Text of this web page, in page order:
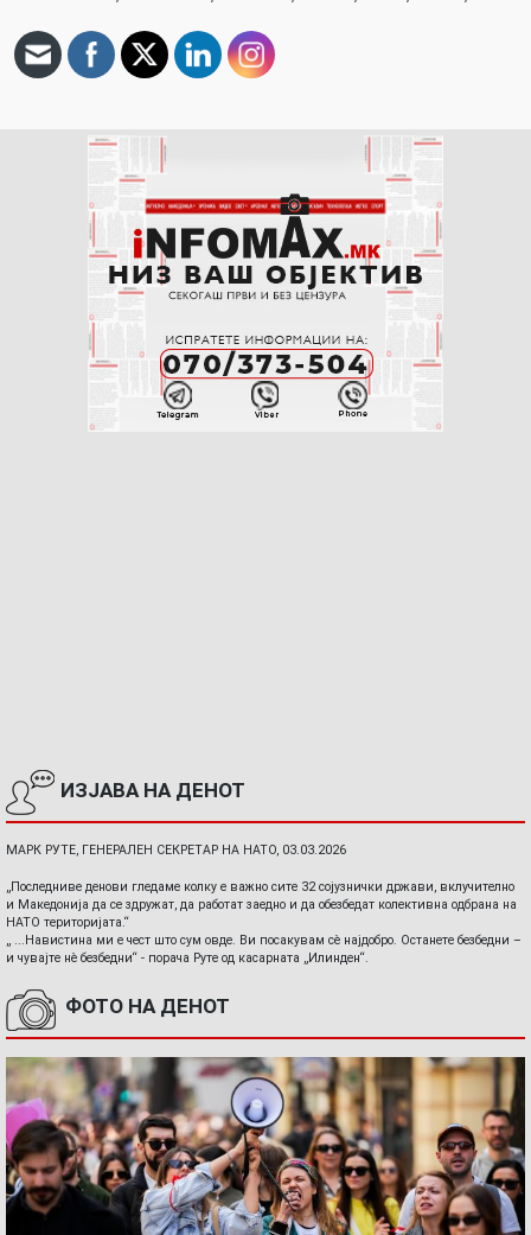
ИЗЈАВА НА ДЕНОТ
МАРК РУТЕ, ГЕНЕРАЛЕН СЕКРЕТАР НА НАТО, 03.03.2026
„Последниве денови гледаме колку е важно сите 32 сојузнички држави, вклучително
и Македонија да се здружат, да работат заедно и да обезбедат колективна одбрана на
НАТО територијата.“
„ ...Навистина ми е чест што сум овде. Ви посакувам сè најдобро. Останете безбедни –
и чувајте нè безбедни“ - порача Руте од касарната „Илинден“.
ФОТО НА ДЕНОТ